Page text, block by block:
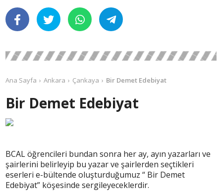
Ana Sayfa Ankara Çankaya Bir Demet Edebiyat
Bir Demet Edebiyat
BCAL öğrencileri bundan sonra her ay, ayın yazarları ve
şairlerini belirleyip bu yazar ve şairlerden seçtikleri
eserleri e-bültende oluşturduğumuz “ Bir Demet
Edebiyat” köşesinde sergileyeceklerdir.